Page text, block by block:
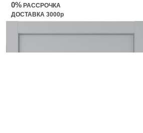
0% РАССРОЧКА
ДОСТАВКА 3000р